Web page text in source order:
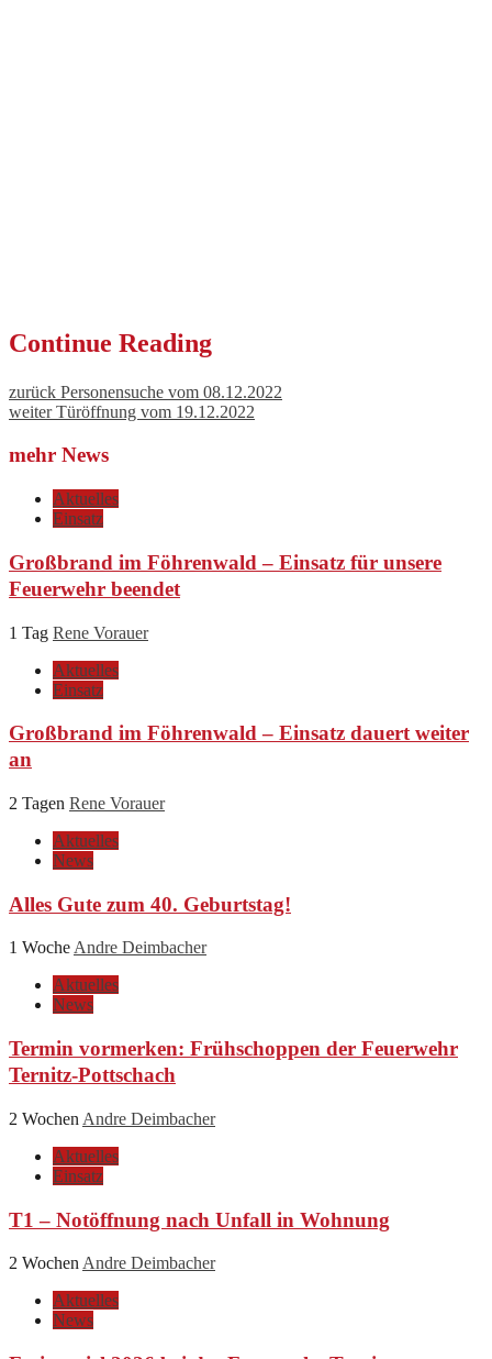
Continue Reading
zurück Personensuche vom 08.12.2022
weiterTüröffnung vom 19.12.2022
mehr News
Aktuelles
Einsatz
Großbrand im Föhrenwald – Einsatz für unsere
Feuerwehr beendet
1 Tag Rene Vorauer
Aktuelles
Einsatz
Großbrand im Föhrenwald – Einsatz dauert weiter
an
2 Tagen Rene Vorauer
Aktuelles
News
Alles Gute zum 40. Geburtstag!
1 Woche Andre Deimbacher
Aktuelles
News
Termin vormerken: Frühschoppen der Feuerwehr
Ternitz-Pottschach
2 Wochen Andre Deimbacher
Aktuelles
Einsatz
T1 – Notöffnung nach Unfall in Wohnung
2 Wochen Andre Deimbacher
Aktuelles
News